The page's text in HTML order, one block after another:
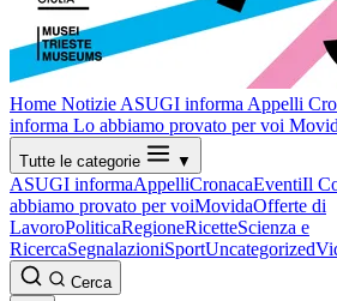
Home Notizie ASUGI informa Appelli
informa Lo abbiamo provato per voi
Tutte le categorie ▼
ASUGI informaAppelliCronacaEventiIl
abbiamo provato per voiMovidaOfferte di
LavoroPoliticaRegioneRicetteScienza e
RicercaSegnalazioniSportUncategorized
Cerca